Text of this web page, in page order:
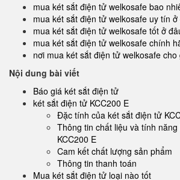
mua két sắt điện tử welkosafe bao
mua két sắt điện tử welkosafe uy tín ở
mua két sắt điện tử welkosafe tốt ở
mua két sắt điện tử welkosafe chính
nơi mua két sắt điện tử welkosafe
Nội dung bài viết
Báo giá két sắt điện tử
két sắt điện tử KCC200 E
Đặc tính của két sắt điện tử
Thông tin chất liệu và tính
KCC200 E
Cam kết chất lượng sản phẩm
Thông tin thanh toán
Mua két sắt điện tử loại nào tốt